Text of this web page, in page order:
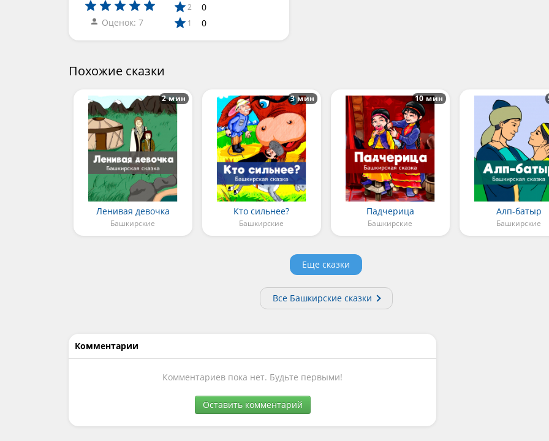
Оценок: 7
2 0
1 0
Похожие сказки
Ленивая девочка
Башкирские
2 мин
Кто сильнее?
Башкирские
3 мин
Падчерица
Башкирские
10 мин
Алп-батыр
Башкирские
Еще сказки
Все Башкирские сказки
Комментарии
Комментариев пока нет. Будьте первыми!
Оставить комментарий